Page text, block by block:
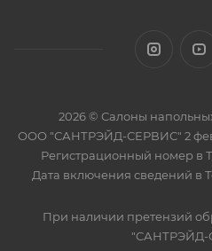
2026 © Салоны
ООО "САНТРЭЙД-СЕРВИС" 2
Регистрационный номер в
Дата включения сведений в
При наличии претензий
"САНТРЭЙД-